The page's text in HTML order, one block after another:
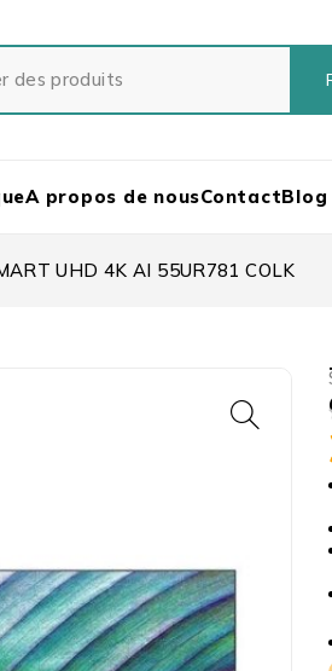
A propos de nousContactBlog
UHD 4K AI 55UR781 COLK